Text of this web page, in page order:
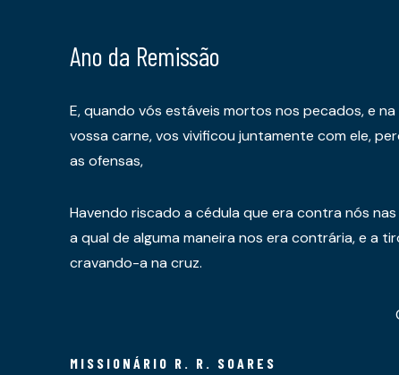
Ano da Remissão
E, quando vós estáveis mortos nos pecados, e
vossa carne, vos vivificou juntamente com ele,
as ofensas,
Havendo riscado a cédula que era contra nós
a qual de alguma maneira nos era contrária, e a
cravando-a na cruz.
MISSIONÁRIO R. R. SOARES